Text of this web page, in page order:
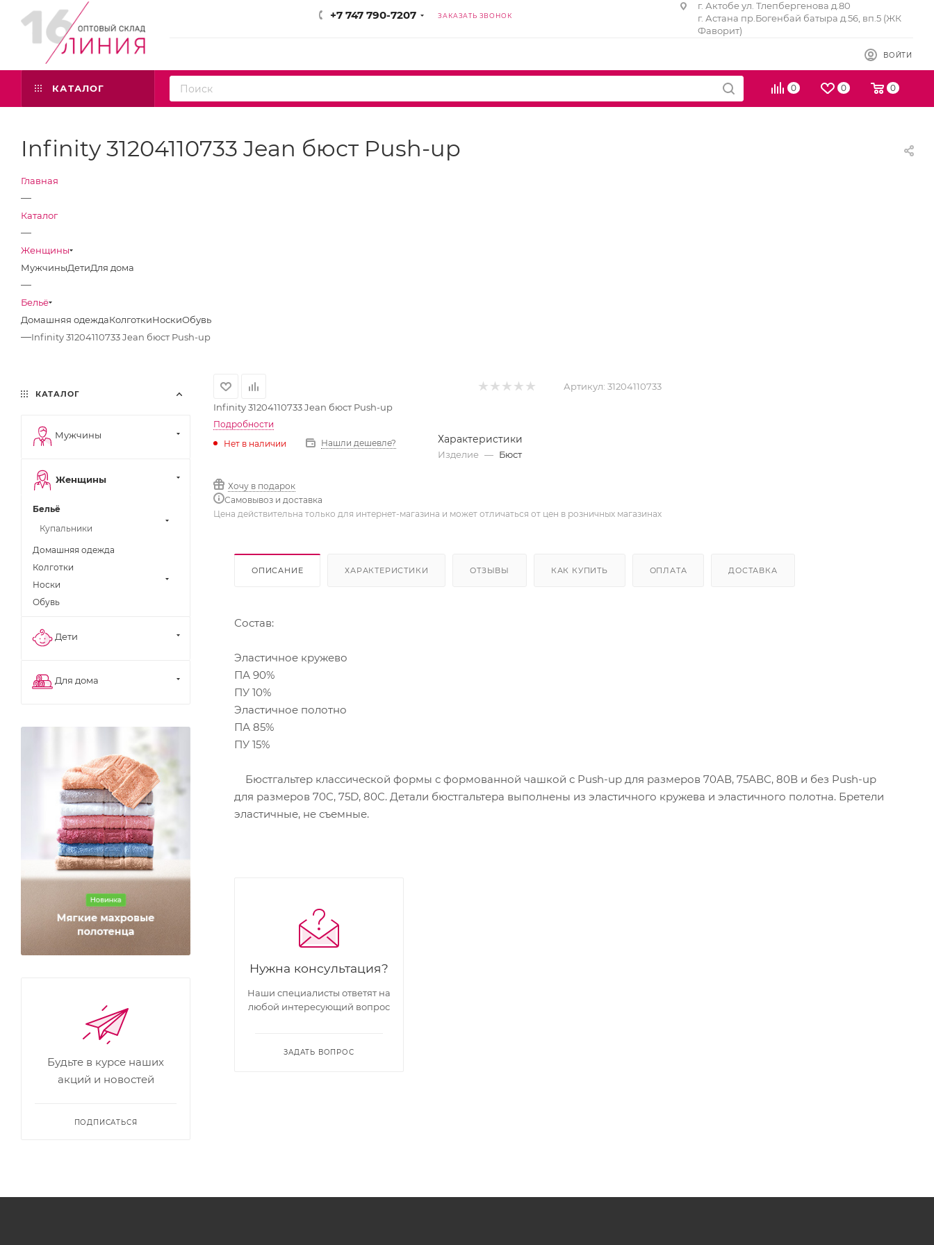
+7 747 790-7207 ЗАКАЗАТЬ ЗВОНОК
г. Актобе ул. Тлепбергенова д.80
г. Астана пр.Богенбай батыра д.56, вп.5 (ЖК
Фаворит)
ВОЙТИ
0 0 0
КАТАЛОГ
Infinity 31204110733 Jean бюст Push-up
Главная
—
Каталог
—
Женщины
МужчиныДетиДля дома
—
Бельё
Домашняя одеждаКолготкиНоскиОбувь
—Infinity 31204110733 Jean бюст Push-up
Артикул: 31204110733
Infinity 31204110733 Jean бюст Push-up
Подробности
Нет в наличии
Нашли дешевле?
Хочу в подарок
Самовывоз и доставка
Характеристики
Изделие — Бюст
Цена действительна только для интернет-магазина и может отличаться от цен в розничных магазинах
ОПИСАНИЕ ХАРАКТЕРИСТИКИ ОТЗЫВЫ КАК КУПИТЬ ОПЛАТА ДОСТАВКА
Состав:
Эластичное кружево
ПА 90%
ПУ 10%
Эластичное полотно
ПА 85%
ПУ 15%
Бюстгальтер классической формы с формованной чашкой с Push-up для размеров 70АВ, 75АВС, 80В и без Push-up
для размеров 70C, 75D, 80C. Детали бюстгальтера выполнены из эластичного кружева и эластичного полотна. Бретели
эластичные, не съемные.
Нужна консультация?
Наши специалисты ответят на
любой интересующий вопрос
ЗАДАТЬ ВОПРОС
КАТАЛОГ
Мужчины
Женщины
Бельё
Купальники
Домашняя одежда
Колготки
Носки
Обувь
Дети
Для дома
Будьте в курсе наших
акций и новостей
ПОДПИСАТЬСЯ